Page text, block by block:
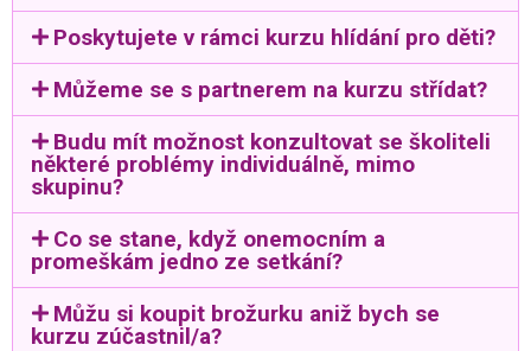
Poskytujete v rámci kurzu hlídání pro děti?
Můžeme se s partnerem na kurzu střídat?
Budu mít možnost konzultovat se školiteli
některé problémy individuálně, mimo
skupinu?
Co se stane, když onemocním a
promeškám jedno ze setkání?
Můžu si koupit brožurku aniž bych se
kurzu zúčastnil/a?